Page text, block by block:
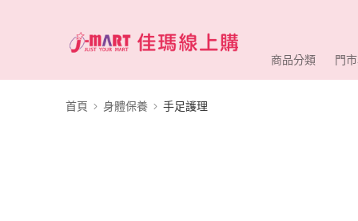
商品分類 門
首頁 身體保養 手足護理